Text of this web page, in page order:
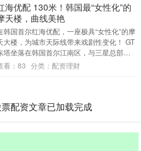
海优配 130米！韩国最“女性化”的
天楼，曲线美艳
韩国首尔红海优配，一座极具“女性化”的摩
大楼，为城市天际线带来戏剧性变化！ GT
塔坐落在韩国首尔江南区，与三星总部隔
相望，于2011年2月竣工。建筑高1....
看： 83 分类： 配资理财
配资文章已加载完成